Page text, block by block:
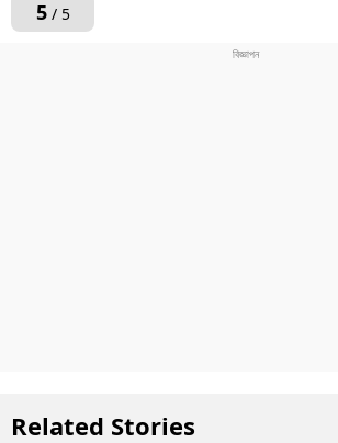
5/ 5
Related Stories